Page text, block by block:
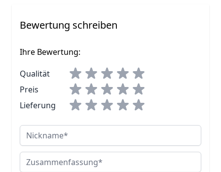
Bewertung schreiben
Ihre Bewertung:
Qualität
Preis
Lieferung
Nickname
Zusammenfassung